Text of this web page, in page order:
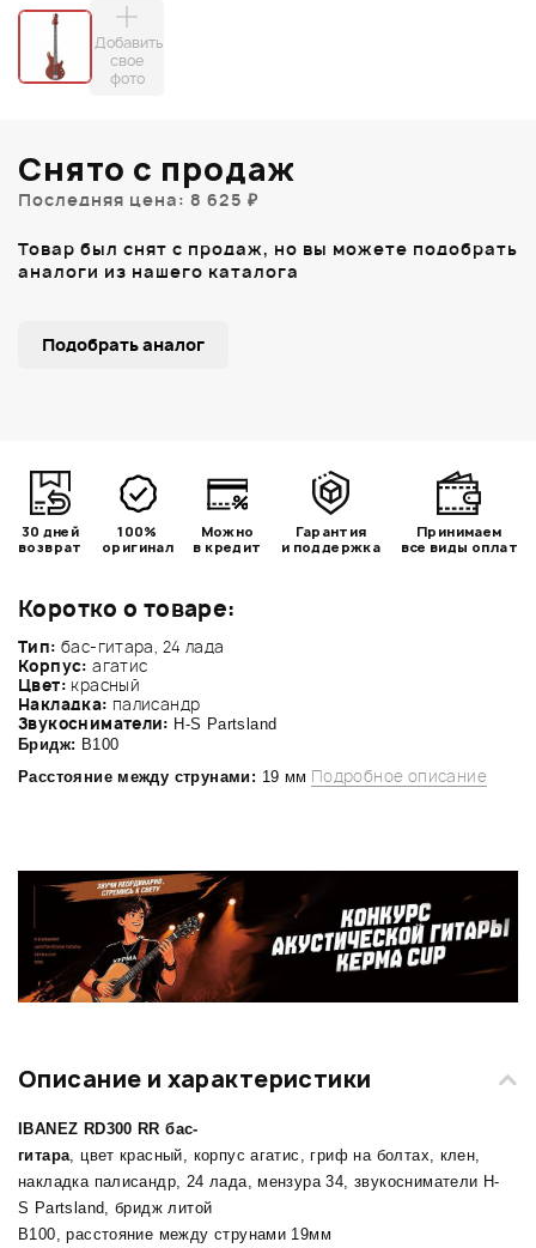
Добавить
свое
фото
Коротко о товаре:
Тип: бас-гитара, 24 лада
Корпус: агатис
Цвет: красный
Накладка: палисандр
Звукосниматели: H-S Partsland
Бридж: B100
Расстояние между струнами: 19 мм Подробное описание
Снято с продаж
Последняя цена: 8 625 ₽
Товар был снят с продаж, но вы можете подобрать
аналоги из нашего каталога
Подобрать аналог
30 дней
возврат
100%
оригинал
Можно
в кредит
Гарантия
и поддержка
Принимаем
все виды оплат
Описание и характеристики
IBANEZ RD300 RR бас-
гитара, цвет красный, корпус агатис, гриф на болтах, клен,
накладка палисандр, 24 лада, мензура 34, звукосниматели H-
S Partsland, бридж литой
B100, расстояние между струнами 19мм